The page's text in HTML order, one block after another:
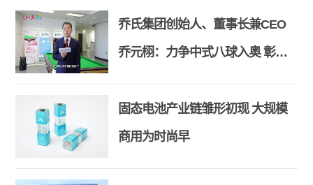
乔氏集团创始人、董事长兼CEO
乔元栩：力争中式八球入奥 彰显
和合共生精神
固态电池产业链雏形初现 大规模
商用为时尚早